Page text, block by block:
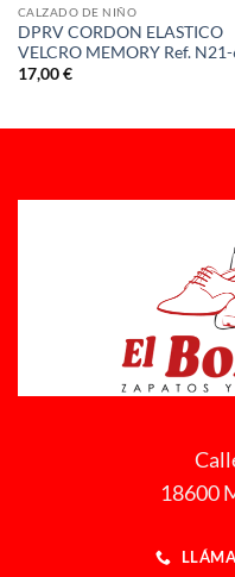
CALZADO DE NIÑO
DPRV CORDON ELASTICO
VELCRO MEMORY Ref.
17,00€
18600